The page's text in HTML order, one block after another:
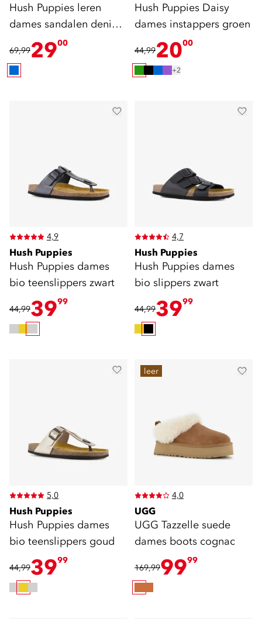
Hush Puppies leren
dames sandalen denim
blauw
69,992900
Hush Puppies Daisy
dames instappers groen
44,992000
+2
4,9
Hush Puppies
Hush Puppies dames
bio teenslippers zwart
44,993999
4,7
Hush Puppies
Hush Puppies dames
bio slippers zwart
44,993999
5,0
Hush Puppies
Hush Puppies dames
bio teenslippers goud
44,993999
leer
4,0
UGG
UGG Tazzelle suede
dames boots cognac
169,999999